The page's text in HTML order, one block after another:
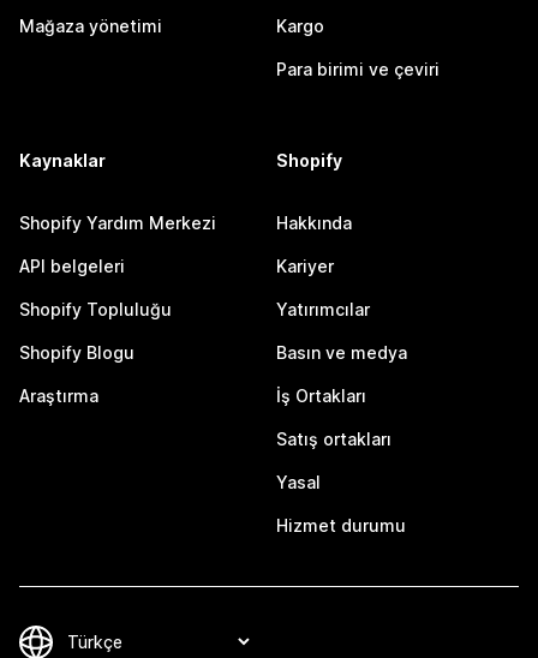
Mağaza yönetimi Kargo
Para birimi ve çeviri
Kaynaklar
Shopify Yardım Merkezi
API belgeleri
Shopify Topluluğu
Shopify Blogu
Araştırma
Shopify
Hakkında
Kariyer
Yatırımcılar
Basın ve medya
İş Ortakları
Satış ortakları
Yasal
Hizmet durumu